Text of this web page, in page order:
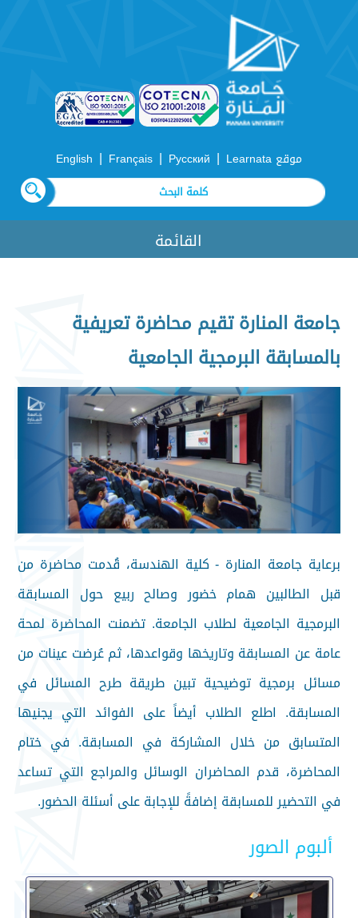
موقع Learnata |
Русский
|
Français
|
English
القائمة
جامعة المنارة تقيم محاضرة تعريفية
بالمسابقة البرمجية الجامعية
برعاية جامعة المنارة - كلية الهندسة، قُدمت محاضرة من
قبل الطالبين همام خضور وصالح ربيع حول المسابقة
البرمجية الجامعية لطلاب الجامعة. تضمنت المحاضرة لمحة
عامة عن المسابقة وتاريخها وقواعدها، ثم عُرضت عينات من
مسائل برمجية توضيحية تبين طريقة طرح المسائل في
المسابقة. اطلع الطلاب أيضاً على الفوائد التي يجنيها
المتسابق من خلال المشاركة في المسابقة. في ختام
المحاضرة، قدم المحاضران الوسائل والمراجع التي تساعد
في التحضير للمسابقة إضافةً للإجابة على أسئلة الحضور.
ألبوم الصور